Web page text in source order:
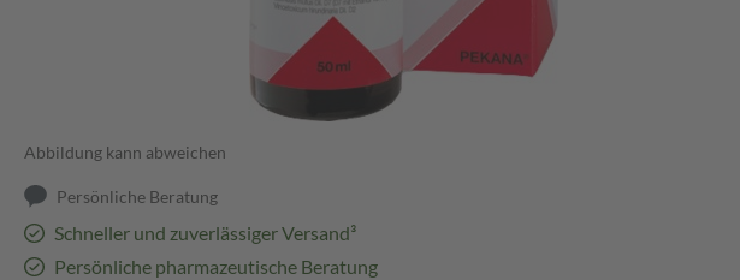
Abbildung kann abweichen
Persönliche Beratung
Schneller und zuverlässiger Versand³
Persönliche pharmazeutische Beratung